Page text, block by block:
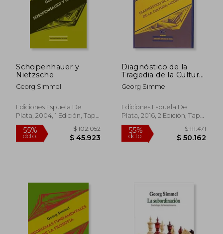
50%
dcto. $ 40.304
40%
dcto.
Schopenhauer y
Nietzsche
Georg Simmel
Ediciones Espuela De
Plata, 2004, 1 Edición, Tapa
Blanda, Nuevo
Diagnóstico de la
Tragedia de la Cultura
Moderna
Georg Simmel
Ediciones Espuela De
Plata, 2016, 2 Edición, Tapa
Blanda, Nuevo